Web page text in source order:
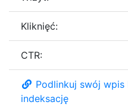
Kliknięć:
CTR:
Podlinkuj swój
indeksację